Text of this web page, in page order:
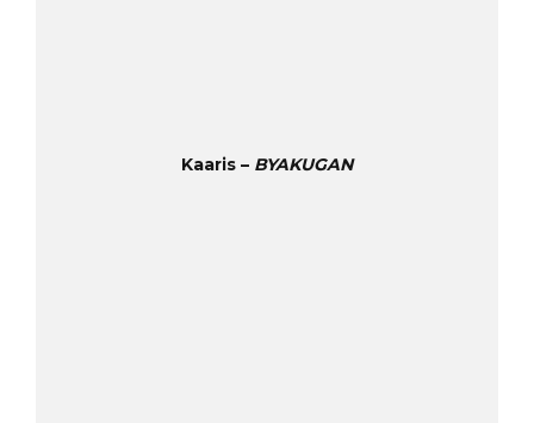
Kaaris – BYAKUGAN